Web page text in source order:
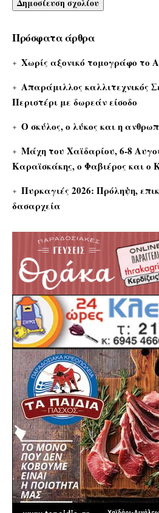
Πρόσφατα άρθρα
Χωρίς αξονικό τομογράφο το
Απαράμιλλος καλλιτεχνικός
Περιστέρι με δωρεάν είσοδο
Ο σκύλος, ο λύκος και η
Μάχη του Χαϊδαρίου, 6-8
Καραϊσκάκης, ο Φαβιέρος και ο
Πυρκαγιές 2026: Πρόληψη,
δασαρχεία